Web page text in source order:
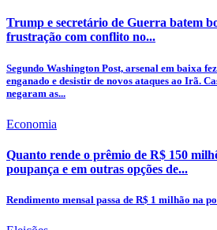
Trump e secretário de Guerra batem
frustração com conflito no...
Segundo Washington Post, arsenal em baixa
enganado e desistir de novos ataques ao Irã.
negaram as...
Economia
Quanto rende o prêmio de R$ 150
poupança e em outras opções de...
Rendimento mensal passa de R$ 1 milhão na